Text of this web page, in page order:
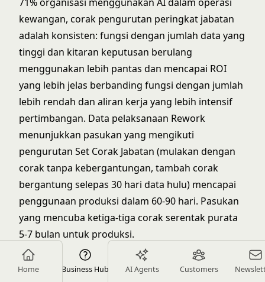
Home Business Hub AI Agents Customers
kewangan, corak pengurutan peringkat jabatan
adalah konsisten: fungsi dengan jumlah data yang
tinggi dan kitaran keputusan berulang
menggunakan lebih pantas dan mencapai ROI
yang lebih jelas berbanding fungsi dengan jumlah
lebih rendah dan aliran kerja yang lebih intensif
pertimbangan. Data pelaksanaan Rework
menunjukkan pasukan yang mengikuti
pengurutan Set Corak Jabatan (mulakan dengan
corak tanpa kebergantungan, tambah corak
bergantung selepas 30 hari data hulu) mencapai
penggunaan produksi dalam 60-90 hari. Pasukan
yang mencuba ketiga-tiga corak serentak purata
5-7 bulan untuk produksi.
Jadual rujukan ringkasan